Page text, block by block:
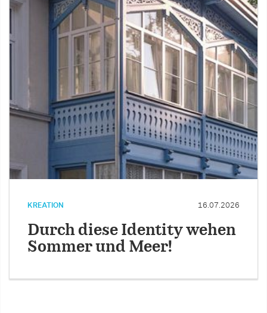
KREATION 16.07.2026
Durch diese Identity wehen
Sommer und Meer!